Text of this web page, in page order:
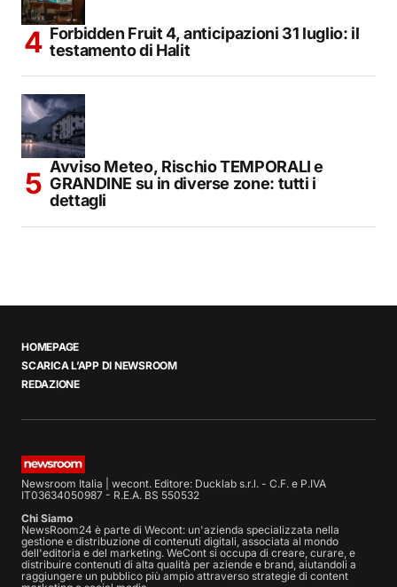
Forbidden Fruit 4, anticipazioni 31 luglio: il
testamento di Halit
Avviso Meteo, Rischio TEMPORALI e
GRANDINE su in diverse zone: tutti i
dettagli
HOMEPAGE
SCARICA L’APP DI NEWSROOM
REDAZIONE
Newsroom Italia | wecont. Editore: Ducklab s.r.l. - C.F. e P.IVA
IT03634050987 - R.E.A. BS 550532
Chi Siamo
NewsRoom24 è parte di Wecont: un'azienda specializzata nella
gestione e distribuzione di contenuti digitali, associata al mondo
dell'editoria e del marketing. WeCont si occupa di creare, curare, e
distribuire contenuti di alta qualità per aziende e brand, aiutandoli a
raggiungere un pubblico più ampio attraverso strategie di content